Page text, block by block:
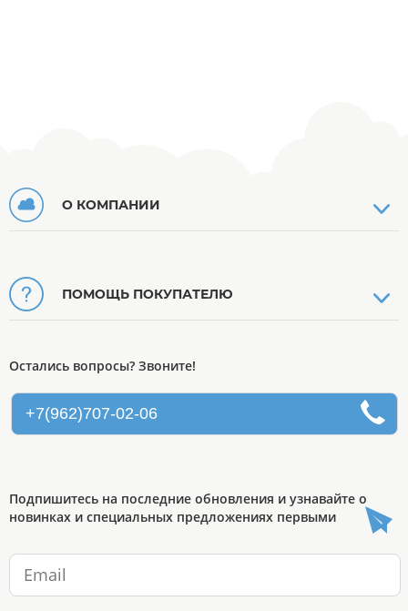
О КОМПАНИИ
ПОМОЩЬ ПОКУПАТЕЛЮ
Остались вопросы? Звоните!
+7(962)707-02-06
Подпишитесь на последние обновления и узнавайте о
новинках и специальных предложениях первыми